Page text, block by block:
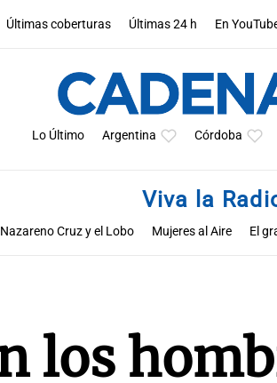
Últimas coberturas Últimas 24 h En
Lo Último Argentina Córdoba
Viva la
Nazareno Cruz y el Lobo Mujeres al Aire El
los